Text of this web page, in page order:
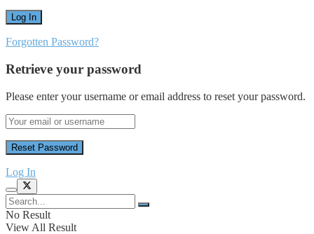
Forgotten Password?
Retrieve your password
Please enter your username or email address to reset your password.
Log In
No Result
View All Result